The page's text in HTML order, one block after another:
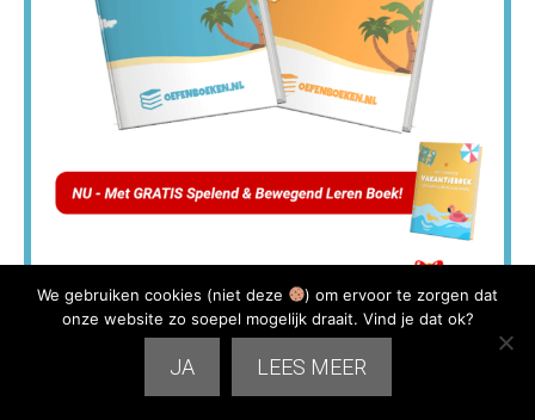
Voordeelpakket
€74,00
We gebruiken cookies (niet deze
) om ervoor te zorgen dat
onze website zo soepel mogelijk draait. Vind je dat ok?
JA LEES MEER